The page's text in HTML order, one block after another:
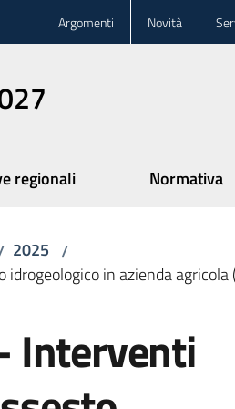
Argomenti Novità
regionali Normativa
2025 /
in azienda agricola
Interventi